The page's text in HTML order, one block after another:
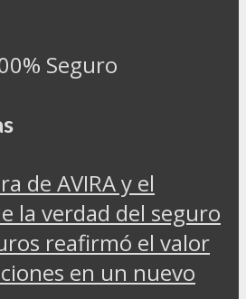
de AVIRA y el
la verdad del seguro
reafirmó el valor
en un nuevo